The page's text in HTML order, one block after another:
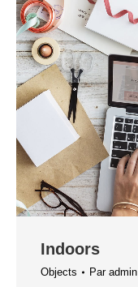
Indoors
Objects Par admin